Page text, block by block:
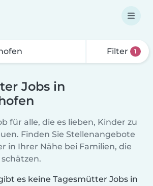
Filter 1
Jobs in
für alle, die es lieben, Kinder zu
Finden Sie Stellenangebote
in Ihrer Nähe bei Familien, die
es keine Tagesmütter Jobs in